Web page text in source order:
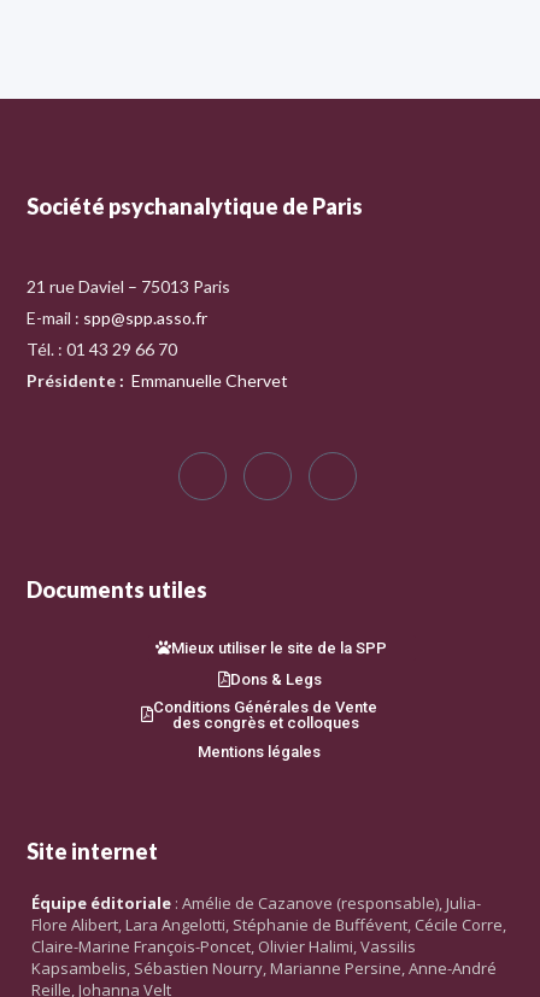
Société psychanalytique de Paris
21 rue Daviel – 75013 Paris
E-mail : spp@spp.asso.fr
Tél. : 01 43 29 66 70
Présidente : Emmanuelle Chervet
Documents utiles
Mieux utiliser le site de la SPP
Dons & Legs
Conditions Générales de Vente
des congrès et colloques
Mentions légales
Site internet
Équipe éditoriale : Amélie de Cazanove (responsable), Julia-
Flore Alibert, Lara Angelotti, Stéphanie de Buffévent, Cécile Corre,
Claire-Marine François-Poncet, Olivier Halimi, Vassilis
Kapsambelis, Sébastien Nourry, Marianne Persine, Anne-André
Reille, Johanna Velt